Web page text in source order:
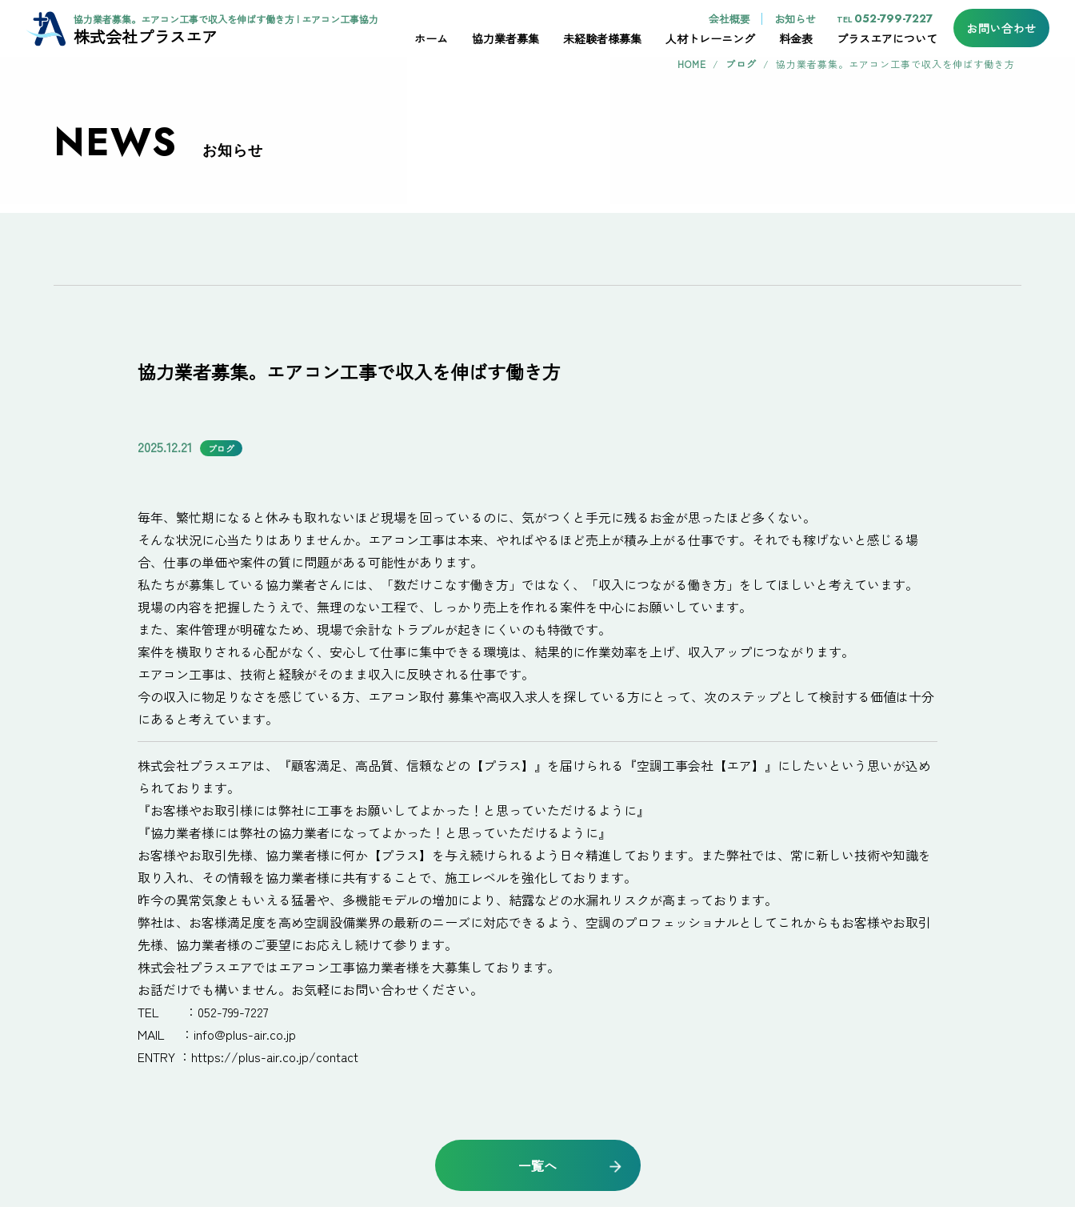
協力業者募集。エアコン工事で収入を伸ばす働き方 | エアコン工事協力業者・協力会社様募集!!
株式会社プラスエア
会社概要 お知らせ TEL052-799-7227
ホーム
協力業者募集 未経験者様募集 人材トレーニング 料金表 プラスエアについて
お問い合わせ
HOME / ブログ/ 協力業者募集。エアコン工事で収入を伸ばす働き方
NEWS お知らせ
協力業者募集。エアコン工事で収入を伸ばす働き方
2025.12.21 ブログ
毎年、繁忙期になると休みも取れないほど現場を回っているのに、気がつくと手元に残るお金が思ったほど多くない。
そんな状況に心当たりはありませんか。エアコン工事は本来、やればやるほど売上が積み上がる仕事です。それでも稼げないと感じる場
合、仕事の単価や案件の質に問題がある可能性があります。
私たちが募集している協力業者さんには、「数だけこなす働き方」ではなく、「収入につながる働き方」をしてほしいと考えています。
現場の内容を把握したうえで、無理のない工程で、しっかり売上を作れる案件を中心にお願いしています。
また、案件管理が明確なため、現場で余計なトラブルが起きにくいのも特徴です。
案件を横取りされる心配がなく、安心して仕事に集中できる環境は、結果的に作業効率を上げ、収入アップにつながります。
エアコン工事は、技術と経験がそのまま収入に反映される仕事です。
今の収入に物足りなさを感じている方、エアコン取付 募集や高収入求人を探している方にとって、次のステップとして検討する価値は十分
にあると考えています。
株式会社プラスエアは、『顧客満足、高品質、信頼などの【プラス】』を届けられる『空調工事会社【エア】』にしたいという思いが込め
られております。
『お客様やお取引様には弊社に工事をお願いしてよかった！と思っていただけるように』
『協力業者様には弊社の協力業者になってよかった！と思っていただけるように』
お客様やお取引先様、協力業者様に何か【プラス】を与え続けられるよう日々精進しております。また弊社では、常に新しい技術や知識を
取り入れ、その情報を協力業者様に共有することで、施工レベルを強化しております。
昨今の異常気象ともいえる猛暑や、多機能モデルの増加により、結露などの水漏れリスクが高まっております。
弊社は、お客様満足度を高め空調設備業界の最新のニーズに対応できるよう、空調のプロフェッショナルとしてこれからもお客様やお取引
先様、協力業者様のご要望にお応えし続けて参ります。
株式会社プラスエアではエアコン工事協力業者様を大募集しております。
お話だけでも構いません。お気軽にお問い合わせください。
TEL ：052-799-7227
MAIL ： info@plus-air.co.jp
ENTRY ： https://plus-air.co.jp/contact
一覧へ